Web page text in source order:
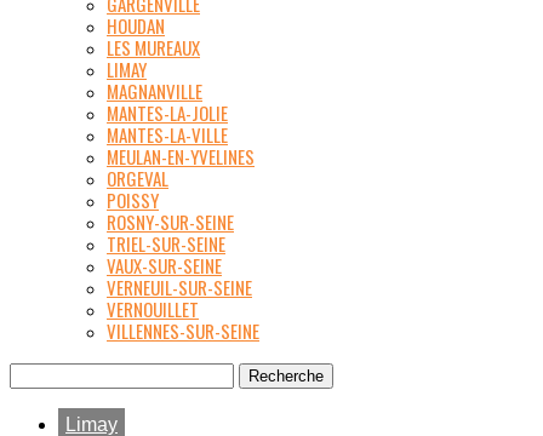
HOUDAN
LES MUREAUX
LIMAY
MAGNANVILLE
MANTES-LA-JOLIE
MANTES-LA-VILLE
MEULAN-EN-YVELINES
ORGEVAL
POISSY
ROSNY-SUR-SEINE
TRIEL-SUR-SEINE
VAUX-SUR-SEINE
VERNEUIL-SUR-SEINE
VERNOUILLET
VILLENNES-SUR-SEINE
Limay